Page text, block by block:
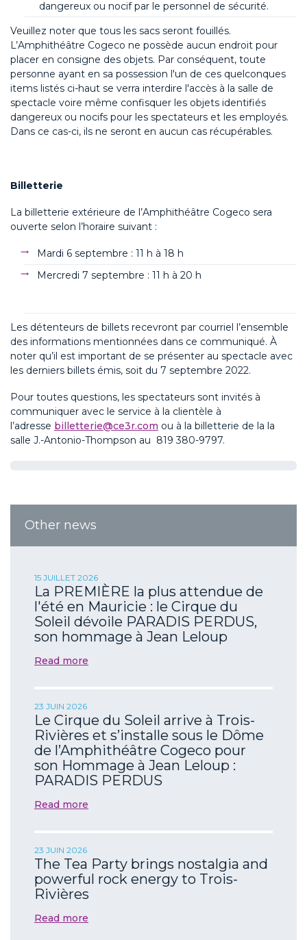
dangereux ou nocif par le personnel de sécurité.
Veuillez noter que tous les sacs seront fouillés.
L’Amphithéâtre Cogeco ne possède aucun endroit pour
placer en consigne des objets. Par conséquent, toute
personne ayant en sa possession l'un de ces quelconques
items listés ci-haut se verra interdire l'accès à la salle de
spectacle voire même confisquer les objets identifiés
dangereux ou nocifs pour les spectateurs et les employés.
Dans ce cas-ci, ils ne seront en aucun cas récupérables.
Billetterie
La billetterie extérieure de l’Amphithéâtre Cogeco sera
ouverte selon l’horaire suivant :
Mardi 6 septembre : 11 h à 18 h
Mercredi 7 septembre : 11 h à 20 h
Les détenteurs de billets recevront par courriel l’ensemble
des informations mentionnées dans ce communiqué. À
noter qu’il est important de se présenter au spectacle avec
les derniers billets émis, soit du 7 septembre 2022.
Pour toutes questions, les spectateurs sont invités à
communiquer avec le service à la clientèle à
l’adresse billetterie@ce3r.com ou à la billetterie de la la
salle J.-Antonio-Thompson au 819 380-9797.
Other news
15 JUILLET 2026
La PREMIÈRE la plus attendue de
l'été en Mauricie : le Cirque du
Soleil dévoile PARADIS PERDUS,
son hommage à Jean Leloup
Read more
23 JUIN 2026
Le Cirque du Soleil arrive à Trois-
Rivières et s’installe sous le Dôme
de l’Amphithéâtre Cogeco pour
son Hommage à Jean Leloup :
PARADIS PERDUS
Read more
23 JUIN 2026
The Tea Party brings nostalgia and
powerful rock energy to Trois-
Rivières
Read more